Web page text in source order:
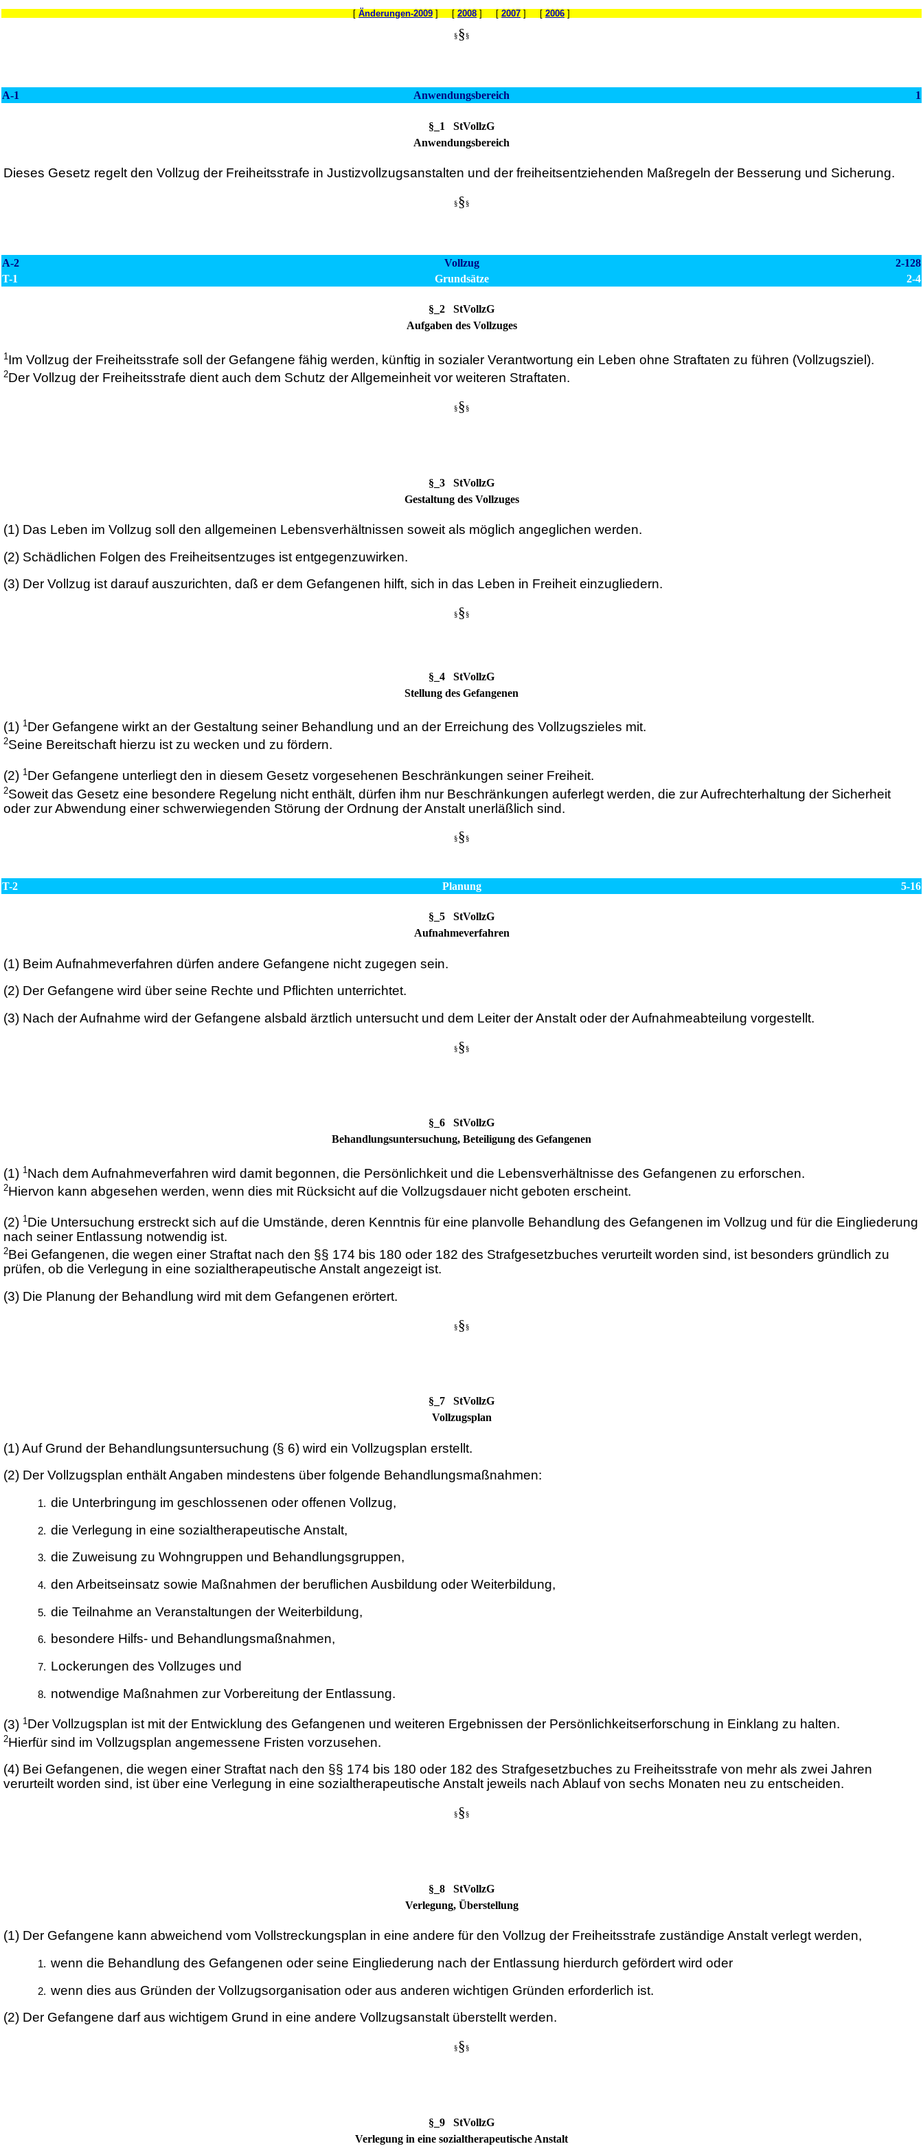
[ Änderungen-2009 ] [ 2008 ] [ 2007 ] [ 2006 ]
§§ §
A-1 Anwendungsbereich 1
§_1 StVollzG
Anwendungsbereich
Dieses Gesetz regelt den Vollzug der Freiheitsstrafe in Justizvollzugsanstalten und der freiheitsentziehenden Maßregeln der Besserung und Sicherung.
§§ §
A-2 Vollzug
2-128
T-1
Grundsätze 2-4
§_2 StVollzG
Aufgaben des Vollzuges
1Im Vollzug der Freiheitsstrafe soll der Gefangene fähig werden, künftig in sozialer Verantwortung ein Leben ohne Straftaten zu führen (Vollzugsziel).
2Der Vollzug der Freiheitsstrafe dient auch dem Schutz der Allgemeinheit vor weiteren Straftaten.
§§ §
§_3 StVollzG
Gestaltung des Vollzuges
(1) Das Leben im Vollzug soll den allgemeinen Lebensverhältnissen soweit als möglich angeglichen werden.
(2) Schädlichen Folgen des Freiheitsentzuges ist entgegenzuwirken.
(3) Der Vollzug ist darauf auszurichten, daß er dem Gefangenen hilft, sich in das Leben in Freiheit einzugliedern.
§§ §
§_4 StVollzG
Stellung des Gefangenen
(1) 1Der Gefangene wirkt an der Gestaltung seiner Behandlung und an der Erreichung des Vollzugszieles mit.
2Seine Bereitschaft hierzu ist zu wecken und zu fördern.
(2) 1Der Gefangene unterliegt den in diesem Gesetz vorgesehenen Beschränkungen seiner Freiheit.
2Soweit das Gesetz eine besondere Regelung nicht enthält, dürfen ihm nur Beschränkungen auferlegt werden, die zur Aufrechterhaltung der Sicherheit
oder zur Abwendung einer schwerwiegenden Störung der Ordnung der Anstalt unerläßlich sind.
§§ §
T-2 Planung 5-16
§_5 StVollzG
Aufnahmeverfahren
(1) Beim Aufnahmeverfahren dürfen andere Gefangene nicht zugegen sein.
(2) Der Gefangene wird über seine Rechte und Pflichten unterrichtet.
(3) Nach der Aufnahme wird der Gefangene alsbald ärztlich untersucht und dem Leiter der Anstalt oder der Aufnahmeabteilung vorgestellt.
§§ §
§_6 StVollzG
Behandlungsuntersuchung, Beteiligung des Gefangenen
(1) 1Nach dem Aufnahmeverfahren wird damit begonnen, die Persönlichkeit und die Lebensverhältnisse des Gefangenen zu erforschen.
2Hiervon kann abgesehen werden, wenn dies mit Rücksicht auf die Vollzugsdauer nicht geboten erscheint.
(2) 1Die Untersuchung erstreckt sich auf die Umstände, deren Kenntnis für eine planvolle Behandlung des Gefangenen im Vollzug und für die Eingliederung
nach seiner Entlassung notwendig ist.
2Bei Gefangenen, die wegen einer Straftat nach den §§ 174 bis 180 oder 182 des Strafgesetzbuches verurteilt worden sind, ist besonders gründlich zu
prüfen, ob die Verlegung in eine sozialtherapeutische Anstalt angezeigt ist.
(3) Die Planung der Behandlung wird mit dem Gefangenen erörtert.
§§ §
§_7 StVollzG
Vollzugsplan
(1)Auf Grund der Behandlungsuntersuchung (§ 6) wird ein Vollzugsplan erstellt.
(2) Der Vollzugsplan enthält Angaben mindestens über folgende Behandlungsmaßnahmen:
die Unterbringung im geschlossenen oder offenen Vollzug,
die Verlegung in eine sozialtherapeutische Anstalt,
die Zuweisung zu Wohngruppen und Behandlungsgruppen,
den Arbeitseinsatz sowie Maßnahmen der beruflichen Ausbildung oder Weiterbildung,
die Teilnahme an Veranstaltungen der Weiterbildung,
besondere Hilfs- und Behandlungsmaßnahmen,
Lockerungen des Vollzuges und
notwendige Maßnahmen zur Vorbereitung der Entlassung.
(3) 1Der Vollzugsplan ist mit der Entwicklung des Gefangenen und weiteren Ergebnissen der Persönlichkeitserforschung in Einklang zu halten.
2Hierfür sind im Vollzugsplan angemessene Fristen vorzusehen.
(4) Bei Gefangenen, die wegen einer Straftat nach den §§ 174 bis 180 oder 182 des Strafgesetzbuches zu Freiheitsstrafe von mehr als zwei Jahren
verurteilt worden sind, ist über eine Verlegung in eine sozialtherapeutische Anstalt jeweils nach Ablauf von sechs Monaten neu zu entscheiden.
§§ §
§_8 StVollzG
Verlegung, Überstellung
(1) Der Gefangene kann abweichend vom Vollstreckungsplan in eine andere für den Vollzug der Freiheitsstrafe zuständige Anstalt verlegt werden,
wenn die Behandlung des Gefangenen oder seine Eingliederung nach der Entlassung hierdurch gefördert wird oder
wenn dies aus Gründen der Vollzugsorganisation oder aus anderen wichtigen Gründen erforderlich ist.
(2) Der Gefangene darf aus wichtigem Grund in eine andere Vollzugsanstalt überstellt werden.
§§ §
§_9 StVollzG
Verlegung in eine sozialtherapeutische Anstalt